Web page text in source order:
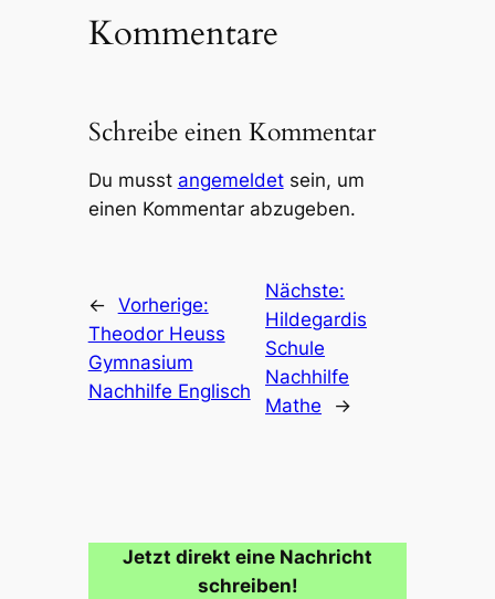
Kommentare
Schreibe einen Kommentar
Du musst angemeldetsein, um
einen Kommentar abzugeben.
← Vorherige:
Theodor Heuss
Gymnasium
Nachhilfe Englisch
Nächste:
Hildegardis
Schule
Nachhilfe
Mathe
→
Jetzt direkt eine Nachricht
schreiben!